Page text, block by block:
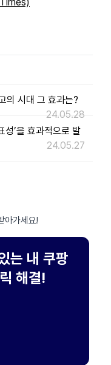
의 시대 그 효과는?
24.05.28
성’을 효과적으로 발
24.05.27
아가세요!
는 내 쿠팡
해결!